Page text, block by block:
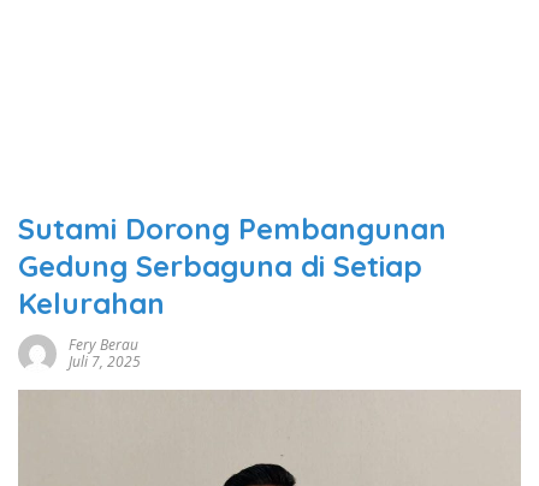
Sutami Dorong Pembangunan
Gedung Serbaguna di Setiap
Kelurahan
Fery Berau
Juli 7, 2025